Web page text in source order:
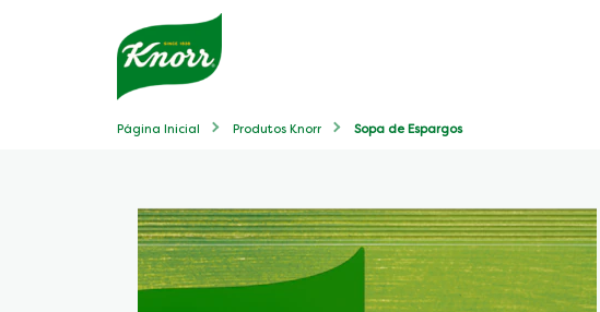
Página Inicial Produtos Knorr Sopa de Espargos